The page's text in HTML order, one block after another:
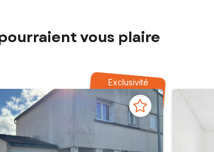
vous plaire
Exclusivité